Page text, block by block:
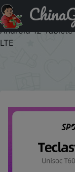
Придбати по
P40HD 2023 10.1"
Android 12
LTE